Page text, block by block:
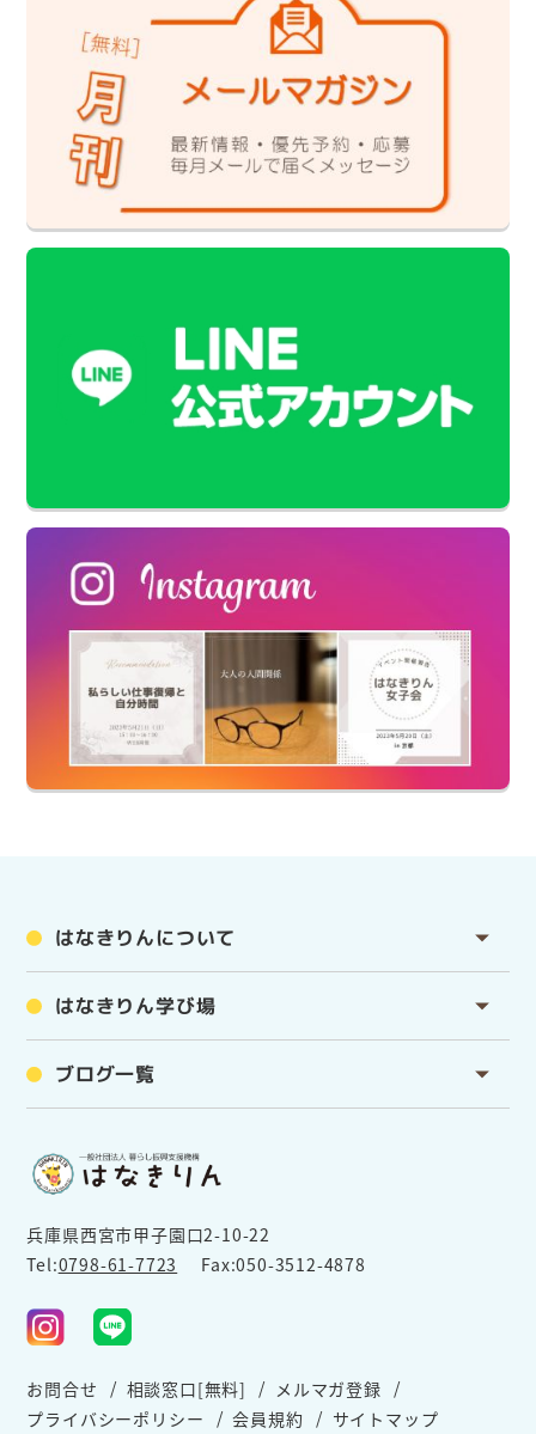
はなきりんについて
はなきりん学び場
ブログ一覧
兵庫県西宮市甲子園口2-10-22
Tel:0798-61-7723 Fax:050-3512-4878
お問合せ 相談窓口[無料]
メルマガ登録
プライバシーポリシー
会員規約 サイトマップ